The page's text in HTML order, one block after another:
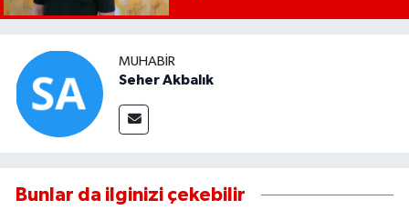
MUHABIR
Seher Akbalık
Bunlar da ilginizi çekebilir